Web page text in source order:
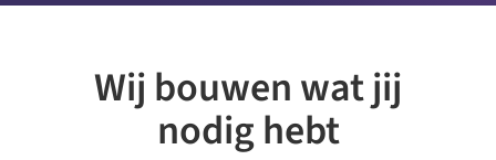
Wij bouwen wat jij
nodig hebt